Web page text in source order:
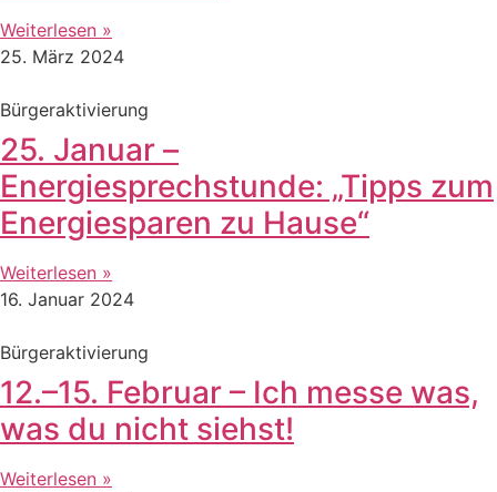
Weiterlesen »
25. März 2024
Bürgeraktivierung
25. Januar –
Energiesprechstunde: „Tipps zum
Energiesparen zu Hause“
Weiterlesen »
16. Januar 2024
Bürgeraktivierung
12.–15. Februar – Ich messe was,
was du nicht siehst!
Weiterlesen »